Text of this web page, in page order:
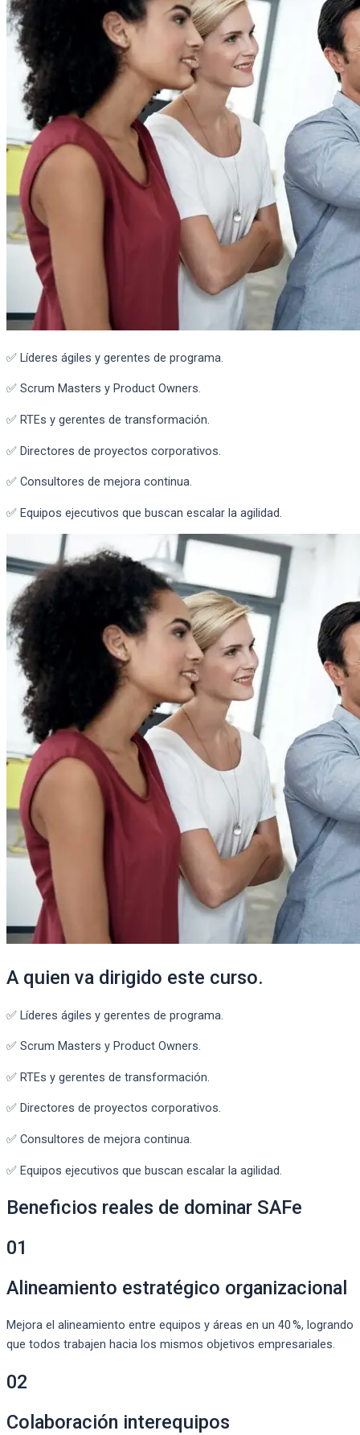
✅ Líderes ágiles y gerentes de programa.
✅ Scrum Masters y Product Owners.
✅ RTEs y gerentes de transformación.
✅ Directores de proyectos corporativos.
✅ Consultores de mejora continua.
✅ Equipos ejecutivos que buscan escalar la agilidad.
A quien va dirigido este curso.
✅ Líderes ágiles y gerentes de programa.
✅ Scrum Masters y Product Owners.
✅ RTEs y gerentes de transformación.
✅ Directores de proyectos corporativos.
✅ Consultores de mejora continua.
✅ Equipos ejecutivos que buscan escalar la agilidad.
Beneficios reales de dominar SAFe
01
Alineamiento estratégico organizacional
Mejora el alineamiento entre equipos y áreas en un 40 %, logrando
que todos trabajen hacia los mismos objetivos empresariales.
02
Colaboración interequipos